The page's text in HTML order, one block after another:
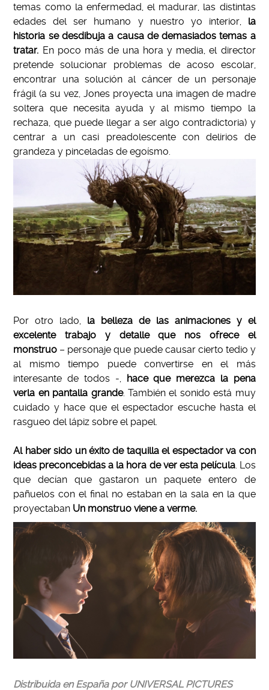
temas como la enfermedad, el madurar, las distintas
edades del ser humano y nuestro yo interior, la
historia se desdibuja a causa de demasiados temas a
tratar. En poco más de una hora y media, el director
pretende solucionar problemas de acoso escolar,
encontrar una solución al cáncer de un personaje
frágil (a su vez, Jones proyecta una imagen de madre
soltera que necesita ayuda y al mismo tiempo la
rechaza, que puede llegar a ser algo contradictoria) y
centrar a un casi preadolescente con delirios de
grandeza y pinceladas de egoísmo.
Por otro lado, la belleza de las animaciones y el
excelente trabajo y detalle que nos ofrece el
monstruo – personaje que puede causar cierto tedio y
al mismo tiempo puede convertirse en el más
interesante de todos -, hace que merezca la pena
verla en pantalla grande. También el sonido está muy
cuidado y hace que el espectador escuche hasta el
rasgueo del lápiz sobre el papel.
Al haber sido un éxito de taquilla el espectador va con
ideas preconcebidas a la hora de ver esta película. Los
que decían que gastaron un paquete entero de
pañuelos con el final no estaban en la sala en la que
proyectaban Un monstruo viene a verme.
Distribuida en España por UNIVERSAL PICTURES